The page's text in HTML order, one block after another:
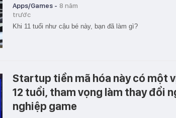
Apps/Games - 8 năm
trước
Khi 11 tuổi như cậu bé này, bạn đã làm gì?
Startup tiền mã hóa này có một
12 tuổi, tham vọng làm thay đổi
nghiệp game